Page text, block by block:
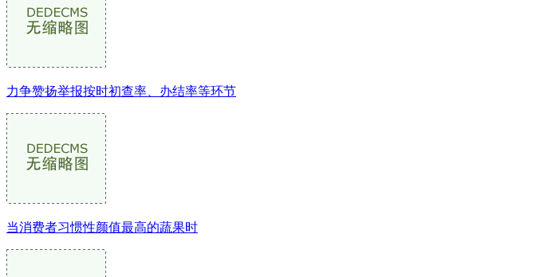
力争赞扬举报按时初查率、办结率等环节
当消费者习惯性颜值最高的蔬果时